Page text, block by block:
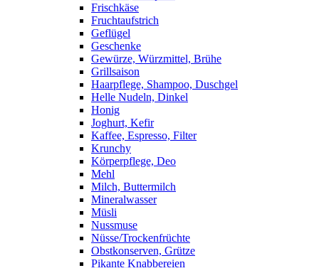
Frischkäse
Fruchtaufstrich
Geflügel
Geschenke
Gewürze, Würzmittel, Brühe
Grillsaison
Haarpflege, Shampoo, Duschgel
Helle Nudeln, Dinkel
Honig
Joghurt, Kefir
Kaffee, Espresso, Filter
Krunchy
Körperpflege, Deo
Mehl
Milch, Buttermilch
Mineralwasser
Müsli
Nussmuse
Nüsse/Trockenfrüchte
Obstkonserven, Grütze
Pikante Knabbereien